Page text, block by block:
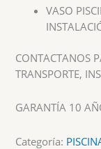
VASO
CONTACTANOS
TRANSPORTE,
GARANTÍA 10
Categoría: